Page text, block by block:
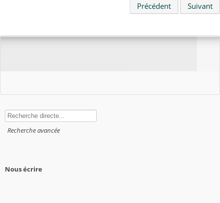
Rechercher
Recherche avancée
Nous écrire
Précédent Suivant